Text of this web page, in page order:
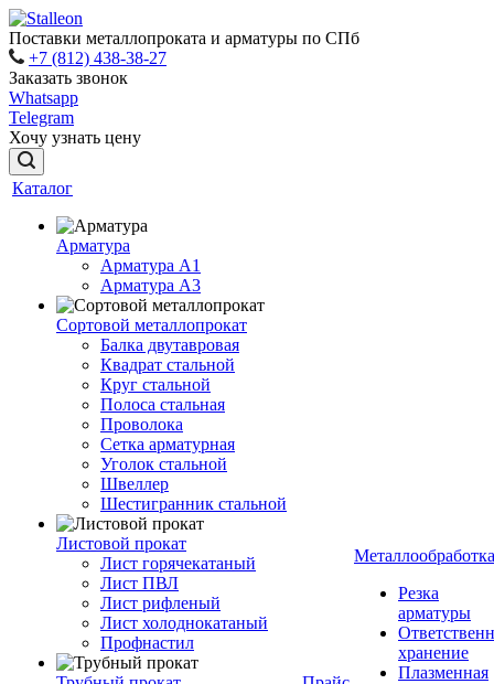
Поставки металлопроката и арматуры по СПб
+7 (812) 438-38-27
Заказать звонок
Whatsapp
Telegram
Хочу узнать цену
Каталог
Арматура
Арматура A1
Арматура А3
Сортовой металлопрокат
Балка двутавровая
Квадрат стальной
Круг стальной
Полоса стальная
Проволока
Сетка арматурная
Уголок стальной
Швеллер
Шестигранник стальной
Листовой прокат
Лист горячекатаный
Лист ПВЛ
Лист рифленый
Лист холоднокатаный
Профнастил
Металлообработка
Резка
арматуры
хранение
Плазменная